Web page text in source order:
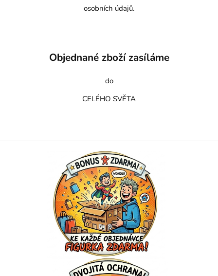
osobních údajů.
Objednané zboží zasíláme
do
CELÉHO SVĚTA